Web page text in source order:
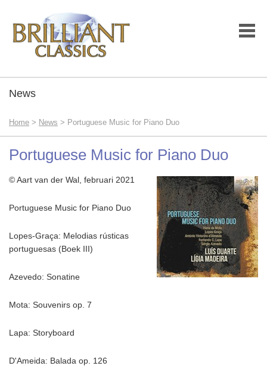
News
Home > News > Portuguese Music for Piano Duo
Portuguese Music for Piano Duo
© Aart van der Wal, februari 2021
Portuguese Music for Piano Duo
Lopes-Graça: Melodias rústicas
portuguesas (Boek III)
Azevedo: Sonatine
Mota: Souvenirs op. 7
Lapa: Storyboard
D'Ameida: Balada op. 126